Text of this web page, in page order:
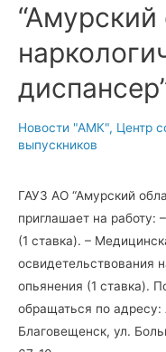
Новости "АМК", Центр
выпускников
ГАУЗ АО “Амурский
приглашает на работу:
(1 ставка). –
освидетельствования
опьянения (1 ставка).
обращаться по адресу:
Благовещенск, ул.